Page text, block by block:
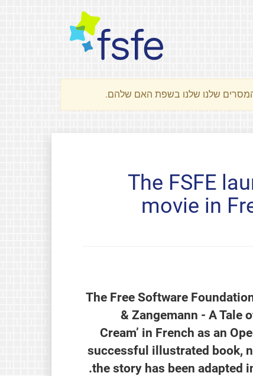
The FSFE
movie in
The Free Software
& Zangemann - A Tale
Cream’ in French as an
successful illustrated book,
the story has been adapted